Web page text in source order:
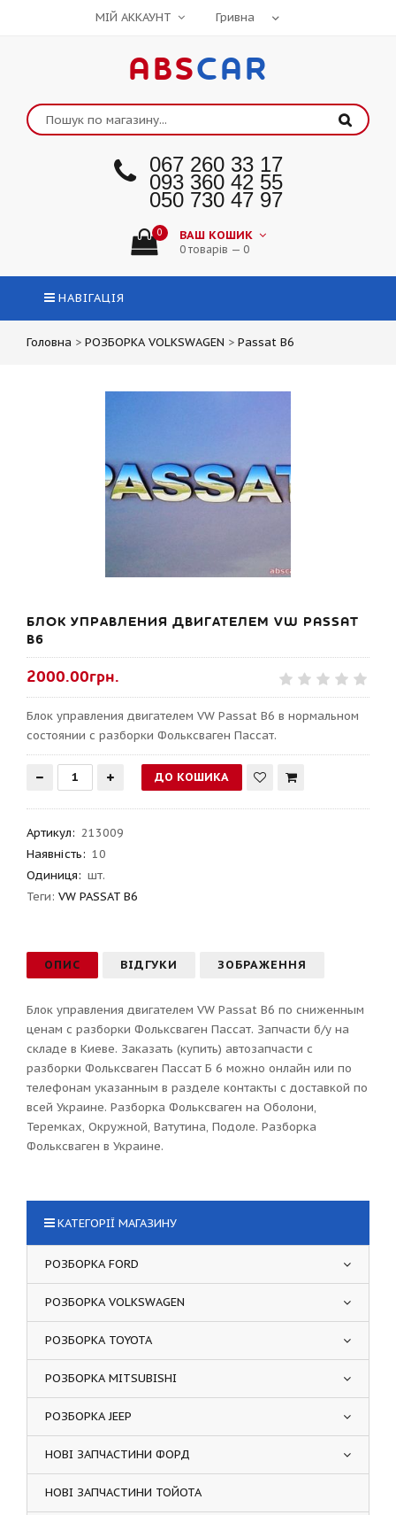
МІЙ АККАУНТ
ABSCAR
067 260 33 17
093 360 42 55
050 730 47 97
0 ВАШ КОШИК
0 товарів — 0
НАВІГАЦІЯ
Головна > РОЗБОРКА VOLKSWAGEN > Passat B6
БЛОК УПРАВЛЕНИЯ ДВИГАТЕЛЕМ VW PASSAT
B6
2000.00грн.
Блок управления двигателем VW Passat B6 в нормальном
состоянии с разборки Фольксваген Пассат.
Артикул: 213009
Наявність: 10
Одиниця: шт.
Теги: VW PASSAT B6
ОПИС ВІДГУКИ ЗОБРАЖЕННЯ
Блок управления двигателем VW Passat B6 по сниженным
ценам с разборки Фольксваген Пассат. Запчасти б/у на
складе в Киеве. Заказать (купить) автозапчасти с
разборки Фольксваген Пассат Б 6 можно онлайн или по
телефонам указанным в разделе контакты с доставкой по
всей Украине. Разборка Фольксваген на Оболони,
Теремках, Окружной, Ватутина, Подоле. Разборка
Фольксваген в Украине.
КАТЕГОРІЇ МАГАЗИНУ
РОЗБОРКА FORD
РОЗБОРКА VOLKSWAGEN
РОЗБОРКА TOYOTA
РОЗБОРКА MITSUBISHI
РОЗБОРКА JEEP
НОВІ ЗАПЧАСТИНИ ФОРД
НОВІ ЗАПЧАСТИНИ ТОЙОТА